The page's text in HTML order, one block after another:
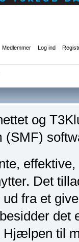
Medlemmer Log ind
og
(SMF)
Det
fra et
Hjælpen til